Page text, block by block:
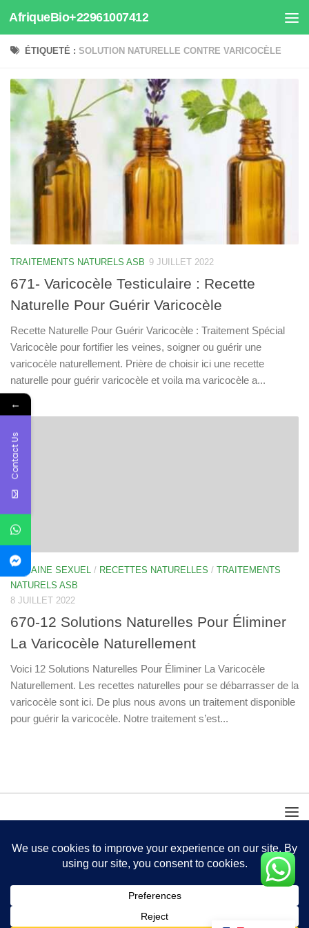
Au dessous du contenu
AfriqueBio+22961007412
ÉTIQUETÉ :SOLUTION NATURELLE CONTRE VARICOCÈLE
TRAITEMENTS NATURELS ASB 9 JUILLET 2022
671- Varicocèle Testiculaire : Recette
Naturelle Pour Guérir Varicocèle
Recette Naturelle Pour Guérir Varicocèle : Traitement Spécial
Varicocèle pour fortifier les veines, soigner ou guérir une
varicocèle naturellement. Prière de choisir ici une recette
naturelle pour guérir varicocèle et voila ma varicocèle a...
DOMAINE SEXUEL / RECETTES NATURELLES / TRAITEMENTS
NATURELS ASB
8 JUILLET 2022
670-12 Solutions Naturelles Pour Éliminer
La Varicocèle Naturellement
Voici 12 Solutions Naturelles Pour Éliminer La Varicocèle
Naturellement. Les recettes naturelles pour se débarrasser de la
varicocèle sont ici. De plus nous avons un traitement disponible
pour guérir la varicocèle. Notre traitement s’est...
←
Contact Us